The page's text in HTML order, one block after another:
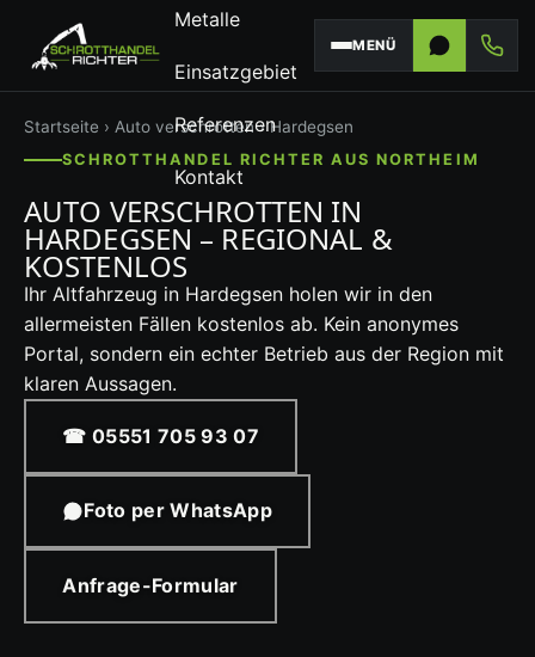
Metalle
Einsatzgebiet
Referenzen
Kontakt
MENÜ
Startseite › Auto verschrotten› Hardegsen
SCHROTTHANDEL RICHTER AUS NORTHEIM
AUTO VERSCHROTTEN IN
HARDEGSEN – REGIONAL &
KOSTENLOS
Ihr Altfahrzeug in Hardegsen holen wir in den
allermeisten Fällen kostenlos ab. Kein anonymes
Portal, sondern ein echter Betrieb aus der Region mit
klaren Aussagen.
☎ 05551 705 93 07
Foto per WhatsApp
Anfrage-Formular